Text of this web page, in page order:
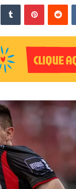
Linkedin